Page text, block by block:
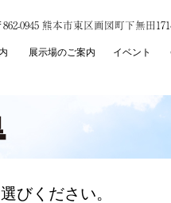
862-0945 熊本市東区画図町下無田
展示場のご案内 イベント
びください。